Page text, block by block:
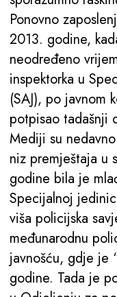
Ponovno
2013. godine,
neodređeno
inspektorka u
(SAJ), po javnom
potpisao tadašnji
Mediji su
niz premještaja u
godine bila je
Specijalnoj
viša policijska
međunarodnu
javnošću, gdje je
godine. Tada je